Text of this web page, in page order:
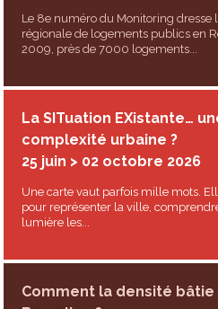
Le 8e numéro du Monitoring dresse
régionale de logements publics en
2009, près de 7000 logements...
La SITuation EXistante…
complexité urbaine ?
25 juin > 02 octobre 2026
Une carte vaut parfois mille mots.
pour représenter la ville,
lumière les...
Comment la densité